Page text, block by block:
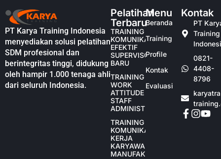
PT Karya Training Indonesia
menyediakan solusi pelatihan
SDM profesional dan
berintegritas tinggi, didukung
oleh hampir 1.000 tenaga ahli
dari seluruh Indonesia.
Pelatihan
Terbaru
TRAINING
KOMUNIKASI
EFEKTIF
SUPERVISOR
BARU
TRAINING
WORK
ATTITUDE
STAFF
ADMINISTRASI
TRAINING
KOMUNIKASI
KERJA
KARYAWAN
MANUFAKTUR
Menu
Beranda
Training
Profile
Kontak
Evaluasi
Kontak
PT
Training
0821-
4408-
8796